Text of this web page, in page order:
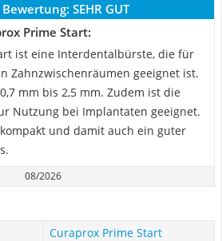
Bewertung: SEHR GUT
Prime Start:
ist eine Interdentalbürste, die für
Zahnzwischenräumen geeignet ist.
mm bis 2,5 mm. Zudem ist die
Nutzung bei Implantaten geeignet.
und damit auch ein guter
08/2026
Curaprox Prime Start